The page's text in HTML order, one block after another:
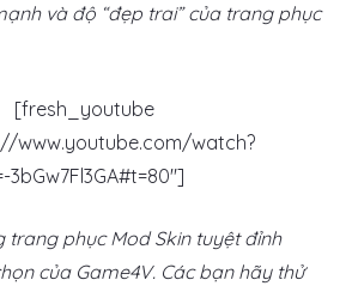
và độ “đẹp trai” của trang phục
[fresh_youtube
www.youtube.com/watch?
3bGw7Fl3GA#t=80″]
trang phục Mod Skin tuyệt đỉnh
của Game4V. Các bạn hãy thử